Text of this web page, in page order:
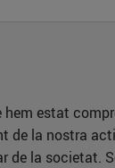
hem estat
de la nostra
de la societat.